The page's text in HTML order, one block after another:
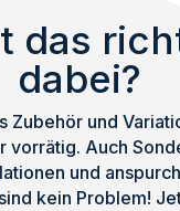
das
dabei?
Zubehör und
vorrätig. Auch
und
kein Problem!